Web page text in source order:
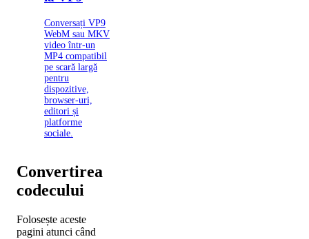
Conversați VP9
WebM sau MKV
video într-un
MP4 compatibil
pe scară largă
pentru
dispozitive,
browser-uri,
editori și
platforme
sociale.
Convertirea
codecului
Folosește aceste
pagini atunci când